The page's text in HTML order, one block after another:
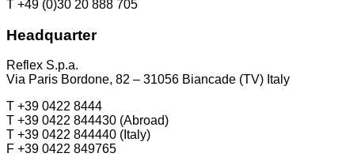
T +49 (0)30 20 888 705
Headquarter
Reflex S.p.a.
Via Paris Bordone, 82 – 31056 Biancade (TV) Italy
T +39 0422 8444
T +39 0422 844430 (Abroad)
T +39 0422 844440 (Italy)
F +39 0422 849765